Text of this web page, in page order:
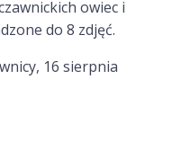
owiec i
do 8 zdjęć.
16 sierpnia